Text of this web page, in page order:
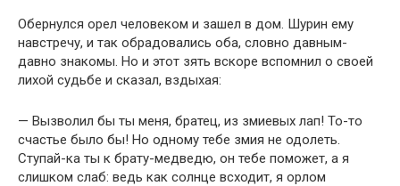
Обернулся орел человеком и зашел в дом. Шурин ему
навстречу, и так обрадовались оба, словно давным-
давно знакомы. Но и этот зять вскоре вспомнил о своей
лихой судьбе и сказал, вздыхая:
— Вызволил бы ты меня, братец, из змиевых лап! То-то
счастье было бы! Но одному тебе змия не одолеть.
Ступай-ка ты к брату-медведю, он тебе поможет, а я
слишком слаб: ведь как солнце всходит, я орлом